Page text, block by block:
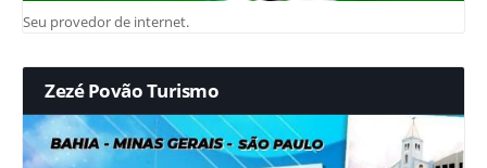
Seu provedor de internet.
Zezé Povão Turismo